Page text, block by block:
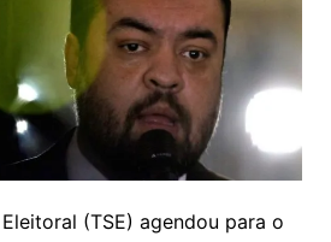
(TSE) agendou para o